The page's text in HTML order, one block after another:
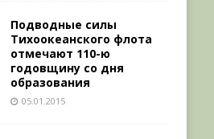
Подводные силы
Тихоокеанского флота
отмечают 110-ю
годовщину со дня
образования
05.01.2015